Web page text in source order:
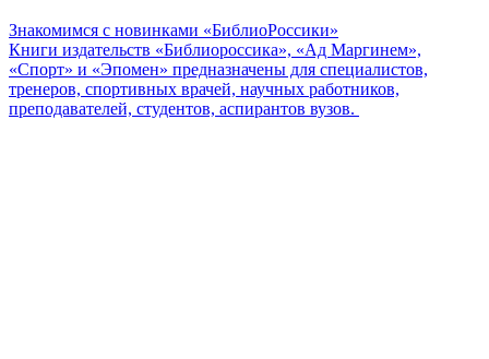
Знакомимся с новинками «БиблиоРоссики»
Книги издательств «Библиороссика», «Ад Маргинем»,
«Спорт» и «Эпомен» предназначены для специалистов,
тренеров, спортивных врачей, научных работников,
преподавателей, студентов, аспирантов вузов.